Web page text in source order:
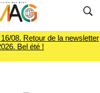
08. Retour de la newsletter
Bel été !